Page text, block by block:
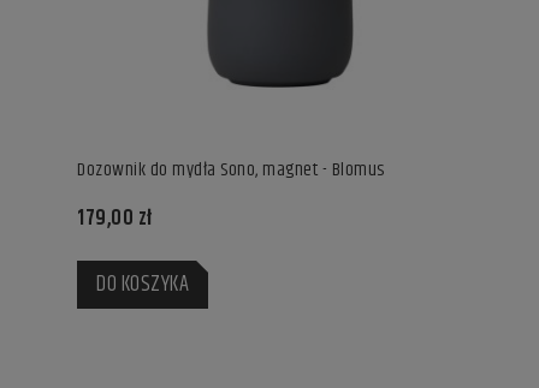
Dozownik do mydła Sono, magnet - Blomus
179,00 zł
DO KOSZYKA